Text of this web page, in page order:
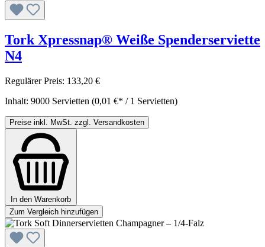
Tork Xpressnap® Weiße Spenderserviette
N4
Regulärer Preis: 133,20 €
Inhalt: 9000 Servietten (0,01 €* / 1 Servietten)
Preise inkl. MwSt. zzgl. Versandkosten
In den Warenkorb
Zum Vergleich hinzufügen